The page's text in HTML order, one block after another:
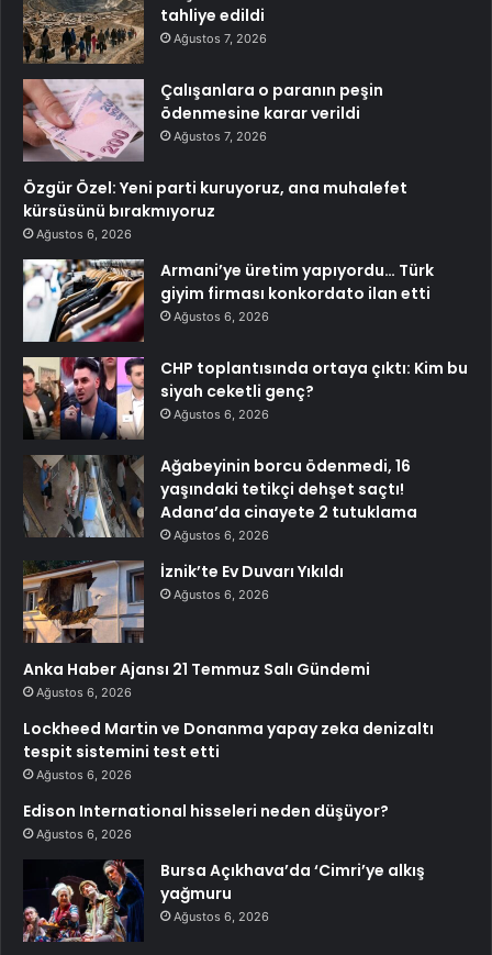
tahliye edildi
Ağustos 7, 2026
Çalışanlara o paranın peşin
ödenmesine karar verildi
Ağustos 7, 2026
Özgür Özel: Yeni parti kuruyoruz, ana muhalefet
kürsüsünü bırakmıyoruz
Ağustos 6, 2026
Armani’ye üretim yapıyordu… Türk
giyim firması konkordato ilan etti
Ağustos 6, 2026
CHP toplantısında ortaya çıktı: Kim bu
siyah ceketli genç?
Ağustos 6, 2026
Ağabeyinin borcu ödenmedi, 16
yaşındaki tetikçi dehşet saçtı!
Adana’da cinayete 2 tutuklama
Ağustos 6, 2026
İznik’te Ev Duvarı Yıkıldı
Ağustos 6, 2026
Anka Haber Ajansı 21 Temmuz Salı Gündemi
Ağustos 6, 2026
Lockheed Martin ve Donanma yapay zeka denizaltı
tespit sistemini test etti
Ağustos 6, 2026
Edison International hisseleri neden düşüyor?
Ağustos 6, 2026
Bursa Açıkhava’da ‘Cimri’ye alkış
yağmuru
Ağustos 6, 2026